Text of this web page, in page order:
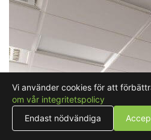
Vi använder cookies för att
om vår integritetspolicy
Endast nödvändiga